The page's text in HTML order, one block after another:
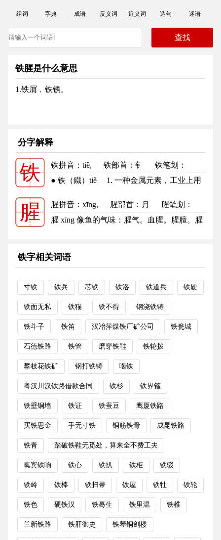
组词 字典 成语 反义词 近义词 造句 迷语
铁腥是什么意思
1.铁屑﹐铁锈。
分字解释
铁 铁拼音 ：tiě, 铁部首 ：钅
铁笔划：
10
铁的笔顺
● 铁（鐵）tiě 1. 一种金属元素，工业上用
腥 腥拼音 ：xīng, 腥部首 ：月
腥笔划：
13
腥的笔顺
腥 xīng 像鱼的气味：腥气。血腥。腥膻。腥
铁字相关词语
寸铁 铁兵 芯铁 铁洛 铁道兵 铁硬
铁面无私 铁猫 铁不得 钢浇铁铸
铁斗子 铁笛 汉冶萍煤铁厂矿公司 铁瓮城
石德铁路 铁管 磨穿铁鞋 铁轮拨
攀枝花铁矿 钢打铁铸 啮铁
粤汉川汉铁路借款合同 铁杉 铁界箍
铁壁铜墙 铁证 铁蚕豆 鹰厦铁路
买铁思金 手无寸铁 铜筋铁骨 成昆铁路
铁青 踏破铁鞋无觅处，算来全不费工夫
蕤宾铁响 铁心 铁扒 铁柜 铁驳
铁岭 铁棒 铁扫帚 铁屋 铁牡 铁轮
铁色 硬铁汉 铁蓦生 铁里温 铁椎
兰新铁路 铁肝御史 铁琴铜剑楼